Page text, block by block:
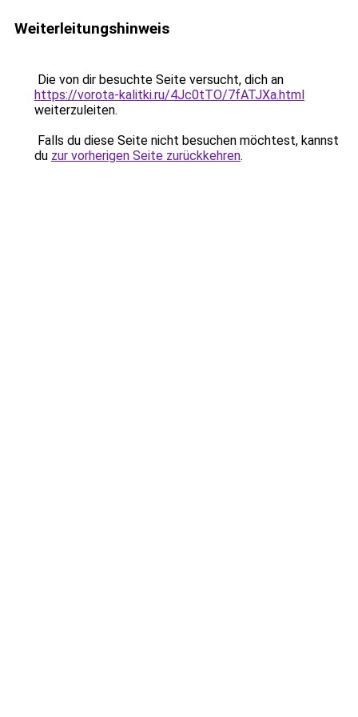
Weiterleitungshinweis
Die von dir besuchte Seite versucht, dich an
https://vorota-kalitki.ru/4Jc0tTO/7fATJXa.html
weiterzuleiten.
Falls du diese Seite nicht besuchen möchtest, kannst
du zur vorherigen Seite zurückkehren.